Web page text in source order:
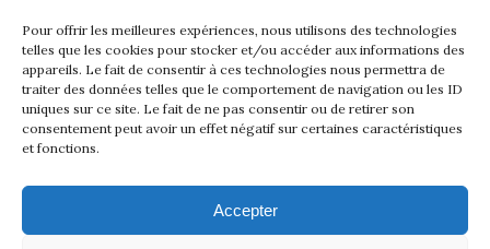
Pour offrir les meilleures expériences, nous utilisons des technologies
telles que les cookies pour stocker et/ou accéder aux informations des
appareils. Le fait de consentir à ces technologies nous permettra de
traiter des données telles que le comportement de navigation ou les ID
uniques sur ce site. Le fait de ne pas consentir ou de retirer son
consentement peut avoir un effet négatif sur certaines caractéristiques
et fonctions.
Accepter
Fabriqué et hébergé en France